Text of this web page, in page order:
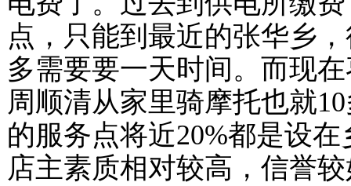
点，只能到最近的张华乡
多需要要一天时间。而现
周顺清从家里骑摩托也就10
的服务点将近20%都是设在
店主素质相对较高，信誉